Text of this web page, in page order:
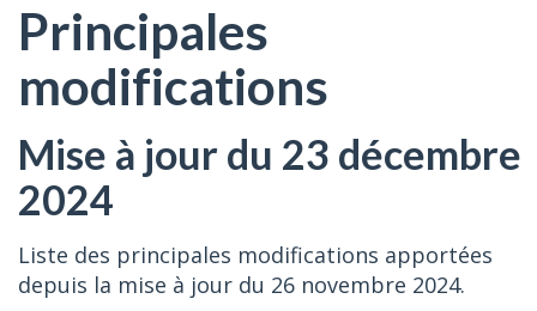
Principales
modifications
Mise à jour du 23 décembre
2024
Liste des principales modifications apportées
depuis la mise à jour du 26 novembre 2024.